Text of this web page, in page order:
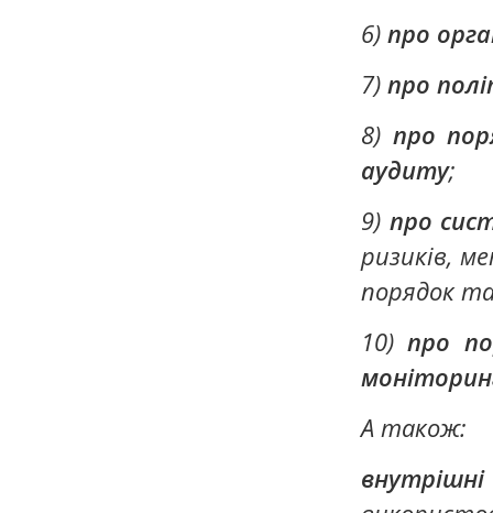
6) про
7) про
8) про
аудиту;
9) про
ризиків,
порядок
10)про
А також: